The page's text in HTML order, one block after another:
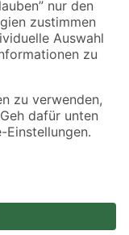
Angebote sind unter
Verfügbarkeiten beziehen
Speditionsversand, hier
widerrufen